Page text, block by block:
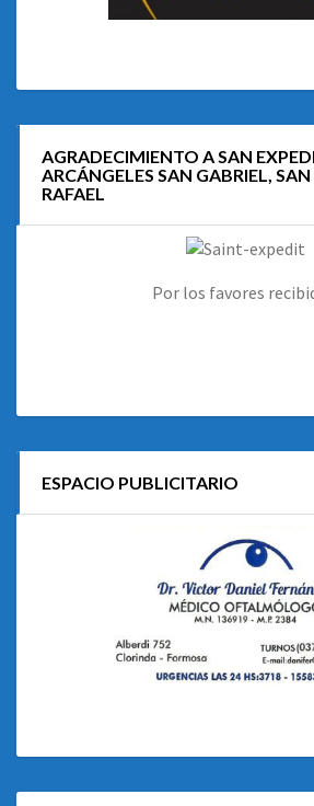
AGRADECIMIENTO A SAN
ARCÁNGELES SAN GABRIEL,
RAFAEL
Por los favores
ESPACIO PUBLICITARIO